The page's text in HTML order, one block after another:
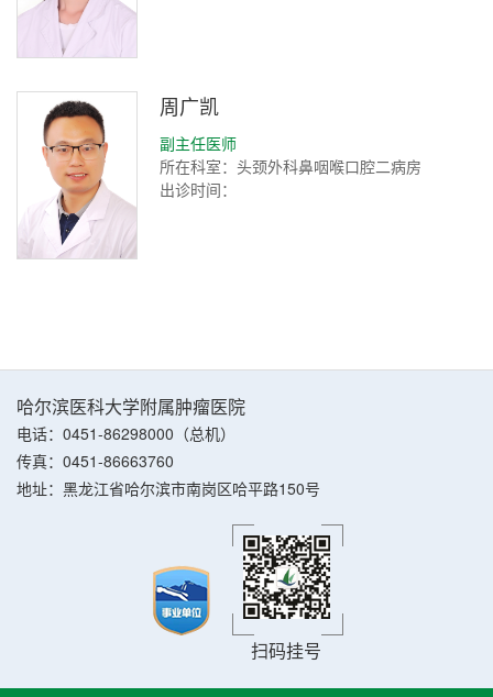
周广凯
副主任医师
所在科室：头颈外科鼻咽喉口腔二病房
出诊时间：
哈尔滨医科大学附属肿瘤医院
电话：0451-86298000（总机）
传真：0451-86663760
地址：黑龙江省哈尔滨市南岗区哈平路150号
扫码挂号